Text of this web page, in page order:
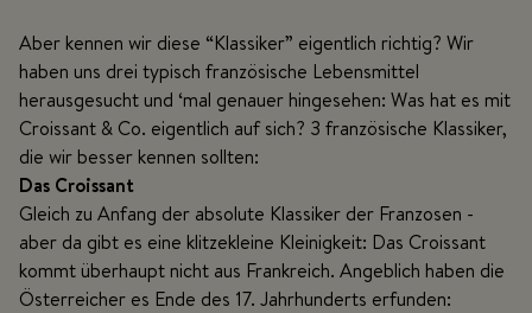
Aber kennen wir diese “Klassiker” eigentlich richtig? Wir
haben uns drei typisch französische Lebensmittel
herausgesucht und ‘mal genauer hingesehen: Was hat es mit
Croissant & Co. eigentlich auf sich? 3 französische Klassiker,
die wir besser kennen sollten:
Das Croissant
Gleich zu Anfang der absolute Klassiker der Franzosen -
aber da gibt es eine klitzekleine Kleinigkeit: Das Croissant
kommt überhaupt nicht aus Frankreich. Angeblich haben die
Österreicher es Ende des 17. Jahrhunderts erfunden: